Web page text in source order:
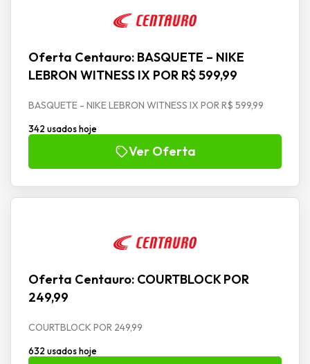
Oferta Centauro: BASQUETE – NIKE
LEBRON WITNESS IX POR R$ 599,99
BASQUETE - NIKE LEBRON WITNESS IX POR R$ 599,99
342 usados hoje
Ver Oferta
Oferta Centauro: COURTBLOCK POR
249,99
COURTBLOCK POR 249,99
632 usados hoje